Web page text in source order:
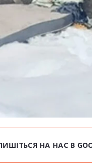
НА НАС В